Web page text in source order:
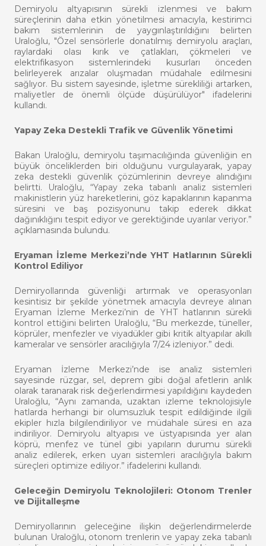
Demiryolu altyapısının sürekli izlenmesi ve bakım
süreçlerinin daha etkin yönetilmesi amacıyla, kestirimci
bakım sistemlerinin de yaygınlaştırıldığını belirten
Uraloğlu, "Özel sensörlerle donatılmış demiryolu araçları,
raylardaki olası kırık ve çatlakları, çökmeleri ve
elektrifikasyon sistemlerindeki kusurları önceden
belirleyerek arızalar oluşmadan müdahale edilmesini
sağlıyor. Bu sistem sayesinde, işletme sürekliliği artarken,
maliyetler de önemli ölçüde düşürülüyor" ifadelerini
kullandı.
Yapay Zeka Destekli Trafik ve Güvenlik Yönetimi
Bakan Uraloğlu, demiryolu taşımacılığında güvenliğin en
büyük önceliklerden biri olduğunu vurgulayarak, yapay
zeka destekli güvenlik çözümlerinin devreye alındığını
belirtti. Uraloğlu, “Yapay zeka tabanlı analiz sistemleri
makinistlerin yüz hareketlerini, göz kapaklarının kapanma
süresini ve baş pozisyonunu takip ederek dikkat
dağınıklığını tespit ediyor ve gerektiğinde uyarılar veriyor.”
açıklamasında bulundu.
Eryaman İzleme Merkezi’nde YHT Hatlarının Sürekli
Kontrol Ediliyor
Demiryollarında güvenliği artırmak ve operasyonları
kesintisiz bir şekilde yönetmek amacıyla devreye alınan
Eryaman İzleme Merkezi’nin de YHT hatlarının sürekli
kontrol ettiğini belirten Uraloğlu, “Bu merkezde, tüneller,
köprüler, menfezler ve viyadükler gibi kritik altyapılar akıllı
kameralar ve sensörler aracılığıyla 7/24 izleniyor.” dedi.
Eryaman İzleme Merkezi’nde ise analiz sistemleri
sayesinde rüzgar, sel, deprem gibi doğal afetlerin anlık
olarak taranarak risk değerlendirmesi yapıldığını kaydeden
Uraloğlu, “Aynı zamanda, uzaktan izleme teknolojisiyle
hatlarda herhangi bir olumsuzluk tespit edildiğinde ilgili
ekipler hızla bilgilendiriliyor ve müdahale süresi en aza
indiriliyor. Demiryolu altyapısı ve üstyapısında yer alan
köprü, menfez ve tünel gibi yapıların durumu sürekli
analiz edilerek, erken uyarı sistemleri aracılığıyla bakım
süreçleri optimize ediliyor.” ifadelerini kullandı.
Geleceğin Demiryolu Teknolojileri: Otonom Trenler
ve Dijitalleşme
Demiryollarının geleceğine ilişkin değerlendirmelerde
bulunan Uraloğlu, otonom trenlerin ve yapay zeka tabanlı